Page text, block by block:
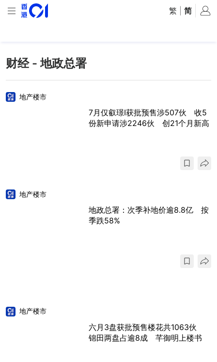
繁 简
财经 - 地政总署
地产楼市
7月仅叡璟I获批预售涉507伙 收5
份新申请涉2246伙 创21个月新高
地产楼市
地政总署：次季补地价逾8.8亿 按
季跌58%
地产楼市
六月3盘获批预售楼花共1063伙
锦田两盘占逾8成 芊御明上楼书